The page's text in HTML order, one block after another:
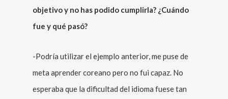
objetivo y no has podido cumplirla? ¿Cuándo
fue y qué pasó?
-Podría utilizar el ejemplo anterior, me puse de
meta aprender coreano pero no fui capaz. No
esperaba que la dificultad del idioma fuese tan